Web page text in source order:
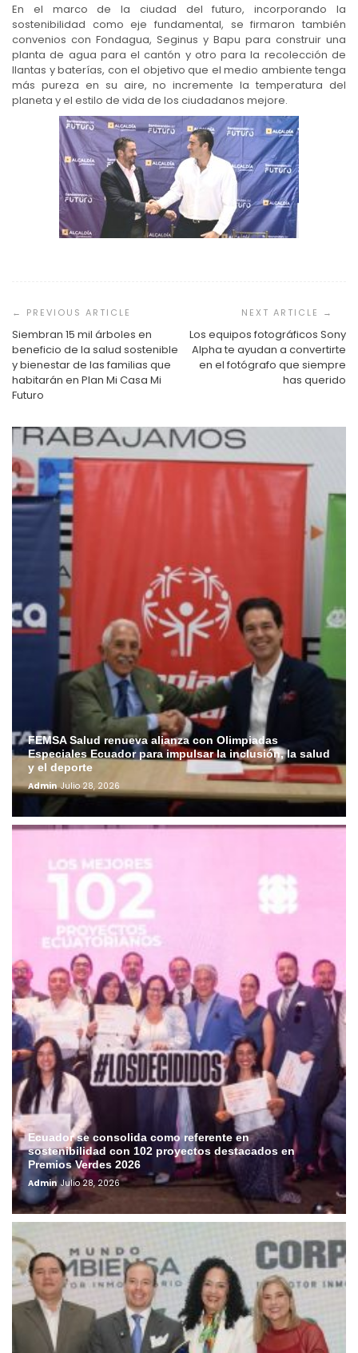
En el marco de la ciudad del futuro, incorporando la
sostenibilidad como eje fundamental, se firmaron también
convenios con Fondagua, Seginus y Bapu para construir una
planta de agua para el cantón y otro para la recolección de
llantas y baterías, con el objetivo que el medio ambiente tenga
más pureza en su aire, no incremente la temperatura del
planeta y el estilo de vida de los ciudadanos mejore.
de
entradas
Siembran 15 mil árboles en
beneficio de la salud sostenible
y bienestar de las familias que
habitarán en Plan Mi Casa Mi
Futuro
Los equipos fotográficos Sony
Alpha te ayudan a convertirte
en el fotógrafo que siempre
has querido
FEMSA Salud renueva alianza con Olimpiadas
Especiales Ecuador para impulsar la inclusión, la salud
y el deporte
Admin Julio 28, 2026
Ecuador se consolida como referente en
sostenibilidad con 102 proyectos destacados en
Premios Verdes 2026
Admin Julio 28, 2026